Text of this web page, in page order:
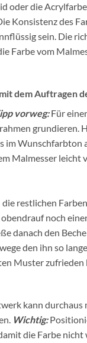
oder die
Konsistenz des
sein. Die
Farbe vom
dem Auftragen
vorweg:Für
grundieren.
im Wunschfarbton
Malmesser leicht
restlichen
noch
danach den
den ihn so
Muster zufrieden
kann durchaus
Wichtig:
die Farbe nicht